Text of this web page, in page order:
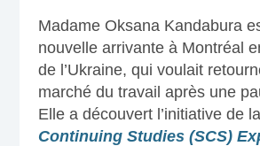
Madame Oksana Kandabura
nouvelle arrivante à Montréal
de l’Ukraine, qui voulait
marché du travail après une
Elle a découvert l’initiative de la
Continuing Studies (SCS)